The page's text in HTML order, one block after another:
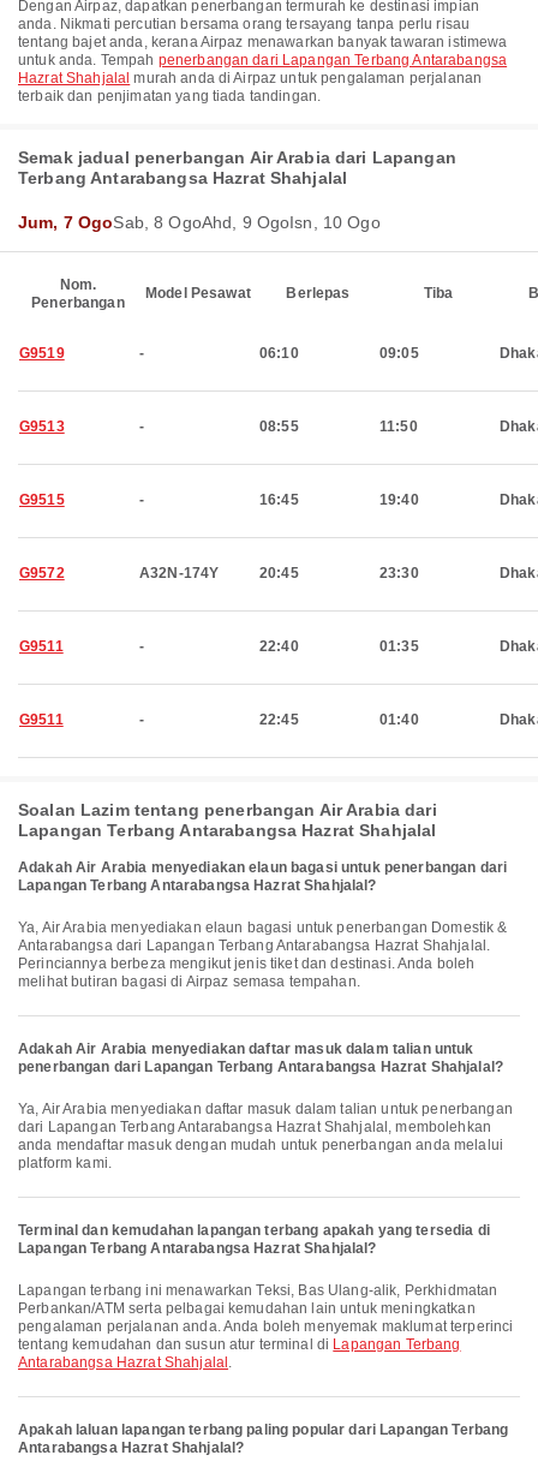
Dengan Airpaz, dapatkan penerbangan termurah ke destinasi impian
anda. Nikmati percutian bersama orang tersayang tanpa perlu risau
tentang bajet anda, kerana Airpaz menawarkan banyak tawaran istimewa
untuk anda. Tempah penerbangan dari Lapangan Terbang Antarabangsa
Hazrat Shahjalal murah anda di Airpaz untuk pengalaman perjalanan
terbaik dan penjimatan yang tiada tandingan.
Semak jadual penerbangan Air Arabia dari Lapangan
Terbang Antarabangsa Hazrat Shahjalal
Jum, 7 OgoSab, 8 OgoAhd, 9 OgoIsn, 10 Ogo
Nom.
Penerbangan
Model Pesawat Berlepas Tiba
G9519 - 06:10 09:05
G9513 - 08:55 11:50
G9515 - 16:45 19:40
G9572 A32N-174Y 20:45 23:30
G9511 - 22:40 01:35
G9511 - 22:45 01:40
Soalan Lazim tentang penerbangan Air Arabia dari
Lapangan Terbang Antarabangsa Hazrat Shahjalal
Adakah Air Arabia menyediakan elaun bagasi untuk penerbangan dari
Lapangan Terbang Antarabangsa Hazrat Shahjalal?
Ya, Air Arabia menyediakan elaun bagasi untuk penerbangan Domestik &
Antarabangsa dari Lapangan Terbang Antarabangsa Hazrat Shahjalal.
Perinciannya berbeza mengikut jenis tiket dan destinasi. Anda boleh
melihat butiran bagasi di Airpaz semasa tempahan.
Adakah Air Arabia menyediakan daftar masuk dalam talian untuk
penerbangan dari Lapangan Terbang Antarabangsa Hazrat Shahjalal?
Ya, Air Arabia menyediakan daftar masuk dalam talian untuk penerbangan
dari Lapangan Terbang Antarabangsa Hazrat Shahjalal, membolehkan
anda mendaftar masuk dengan mudah untuk penerbangan anda melalui
platform kami.
Terminal dan kemudahan lapangan terbang apakah yang tersedia di
Lapangan Terbang Antarabangsa Hazrat Shahjalal?
Lapangan terbang ini menawarkan Teksi, Bas Ulang-alik, Perkhidmatan
Perbankan/ATM serta pelbagai kemudahan lain untuk meningkatkan
pengalaman perjalanan anda. Anda boleh menyemak maklumat terperinci
tentang kemudahan dan susun atur terminal di Lapangan Terbang
Antarabangsa Hazrat Shahjalal .
Apakah laluan lapangan terbang paling popular dari Lapangan Terbang
Antarabangsa Hazrat Shahjalal?